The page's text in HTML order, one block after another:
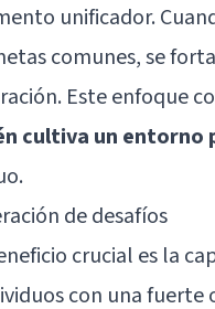
unificador.
comunes, se
Este enfoque
cultiva un entorno
de desafíos
crucial es la
con una